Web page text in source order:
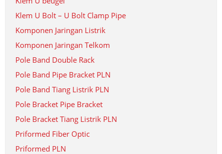
Klem U Bolt – U Bolt Clamp Pipe
Komponen Jaringan Listrik
Komponen Jaringan Telkom
Pole Band Double Rack
Pole Band Pipe Bracket PLN
Pole Band Tiang Listrik PLN
Pole Bracket Pipe Bracket
Pole Bracket Tiang Listrik PLN
Priformed Fiber Optic
Priformed PLN